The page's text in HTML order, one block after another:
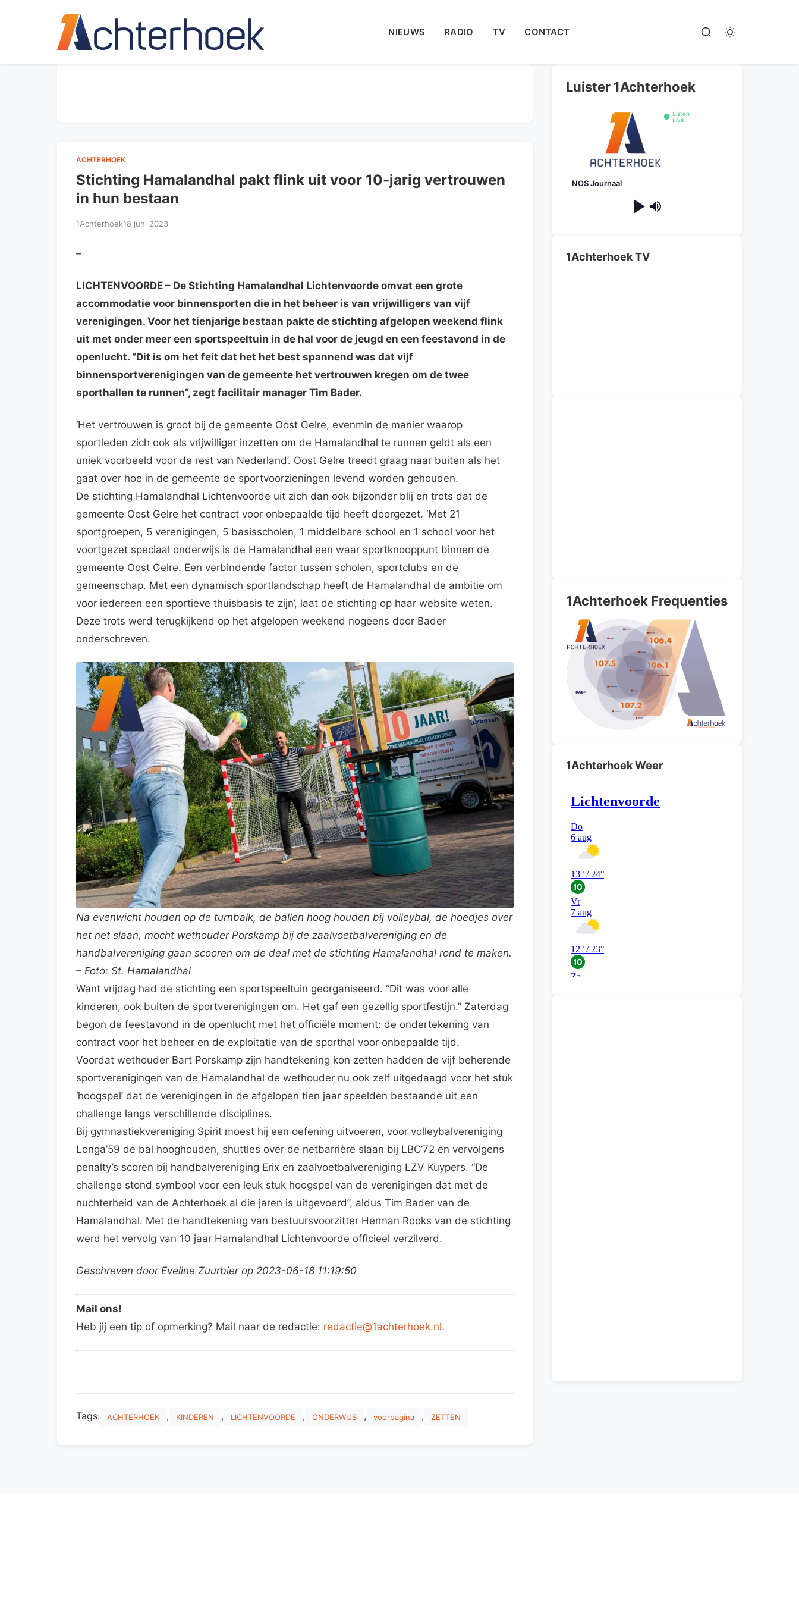
NIEUWS RADIO TV CONTACT
ACHTERHOEK
Stichting Hamalandhal pakt flink uit voor 10-jarig vertrouwen
in hun bestaan
1Achterhoek18 juni 2023
–
LICHTENVOORDE – De Stichting Hamalandhal Lichtenvoorde omvat een grote
accommodatie voor binnensporten die in het beheer is van vrijwilligers van vijf
verenigingen. Voor het tienjarige bestaan pakte de stichting afgelopen weekend flink
uit met onder meer een sportspeeltuin in de hal voor de jeugd en een feestavond in de
openlucht. “Dit is om het feit dat het het best spannend was dat vijf
binnensportverenigingen van de gemeente het vertrouwen kregen om de twee
sporthallen te runnen”, zegt facilitair manager Tim Bader.
‘Het vertrouwen is groot bij de gemeente Oost Gelre, evenmin de manier waarop
sportleden zich ook als vrijwilliger inzetten om de Hamalandhal te runnen geldt als een
uniek voorbeeld voor de rest van Nederland’. Oost Gelre treedt graag naar buiten als het
gaat over hoe in de gemeente de sportvoorzieningen levend worden gehouden.
De stichting Hamalandhal Lichtenvoorde uit zich dan ook bijzonder blij en trots dat de
gemeente Oost Gelre het contract voor onbepaalde tijd heeft doorgezet. ‘Met 21
sportgroepen, 5 verenigingen, 5 basisscholen, 1 middelbare school en 1 school voor het
voortgezet speciaal onderwijs is de Hamalandhal een waar sportknooppunt binnen de
gemeente Oost Gelre. Een verbindende factor tussen scholen, sportclubs en de
gemeenschap. Met een dynamisch sportlandschap heeft de Hamalandhal de ambitie om
voor iedereen een sportieve thuisbasis te zijn’, laat de stichting op haar website weten.
Deze trots werd terugkijkend op het afgelopen weekend nogeens door Bader
onderschreven.
Na evenwicht houden op de turnbalk, de ballen hoog houden bij volleybal, de hoedjes over
het net slaan, mocht wethouder Porskamp bij de zaalvoetbalvereniging en de
handbalvereniging gaan scooren om de deal met de stichting Hamalandhal rond te maken.
– Foto: St. Hamalandhal
Want vrijdag had de stichting een sportspeeltuin georganiseerd. “Dit was voor alle
kinderen, ook buiten de sportverenigingen om. Het gaf een gezellig sportfestijn.” Zaterdag
begon de feestavond in de openlucht met het officiële moment: de ondertekening van
contract voor het beheer en de exploitatie van de sporthal voor onbepaalde tijd.
Voordat wethouder Bart Porskamp zijn handtekening kon zetten hadden de vijf beherende
sportverenigingen van de Hamalandhal de wethouder nu ook zelf uitgedaagd voor het stuk
‘hoogspel’ dat de verenigingen in de afgelopen tien jaar speelden bestaande uit een
challenge langs verschillende disciplines.
Bij gymnastiekvereniging Spirit moest hij een oefening uitvoeren, voor volleybalvereniging
Longa’59 de bal hooghouden, shuttles over de netbarrière slaan bij LBC’72 en vervolgens
penalty’s scoren bij handbalvereniging Erix en zaalvoetbalvereniging LZV Kuypers. “De
challenge stond symbool voor een leuk stuk hoogspel van de verenigingen dat met de
nuchterheid van de Achterhoek al die jaren is uitgevoerd”, aldus Tim Bader van de
Hamalandhal. Met de handtekening van bestuursvoorzitter Herman Rooks van de stichting
werd het vervolg van 10 jaar Hamalandhal Lichtenvoorde officieel verzilverd.
Geschreven door Eveline Zuurbier op 2023-06-18 11:19:50
Mail ons!
Heb jij een tip of opmerking? Mail naar de redactie: redactie@1achterhoek.nl.
Tags: ACHTERHOEK , KINDEREN , LICHTENVOORDE , ONDERWIJS , voorpagina , ZETTEN
Luister 1Achterhoek
Listen
Live
NOS Journaal
1Achterhoek TV
1Achterhoek Frequenties
1Achterhoek Weer